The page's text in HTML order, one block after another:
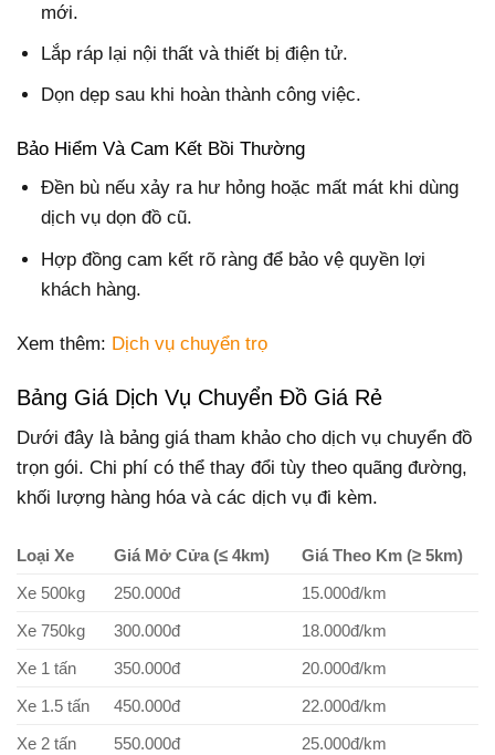
mới.
Lắp ráp lại nội thất và thiết bị điện tử.
Dọn dẹp sau khi hoàn thành công việc.
Bảo Hiểm Và Cam Kết Bồi Thường
Đền bù nếu xảy ra hư hỏng hoặc mất mát khi dùng
dịch vụ dọn đồ cũ.
Hợp đồng cam kết rõ ràng để bảo vệ quyền lợi
khách hàng.
Xem thêm: Dịch vụ chuyển trọ
Bảng Giá Dịch Vụ Chuyển Đồ Giá Rẻ
Dưới đây là bảng giá tham khảo cho dịch vụ chuyển đồ
trọn gói. Chi phí có thể thay đổi tùy theo quãng đường,
khối lượng hàng hóa và các dịch vụ đi kèm.
Loại Xe Giá Mở Cửa (≤ 4km)
Giá Theo Km (≥ 5km)
Xe 500kg
250.000đ
15.000đ/km
Xe 750kg
300.000đ
18.000đ/km
Xe 1 tấn
350.000đ
20.000đ/km
Xe 1.5 tấn
450.000đ
22.000đ/km
Xe 2 tấn
550.000đ 25.000đ/km